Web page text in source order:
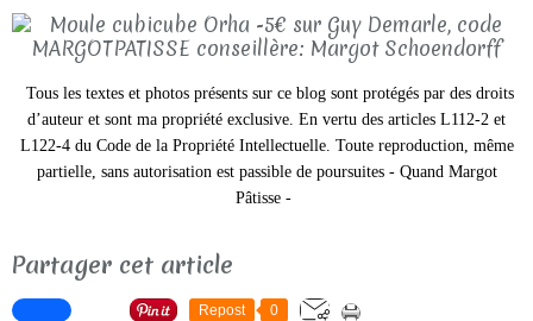
Tous les textes et photos présents sur ce blog sont protégés par des droits
d’auteur et sont ma propriété exclusive. En vertu des articles L112-2 et
L122-4 du Code de la Propriété Intellectuelle. Toute reproduction, même
partielle, sans autorisation est passible de poursuites - Quand Margot
Pâtisse -
Partager cet article
Repost 0